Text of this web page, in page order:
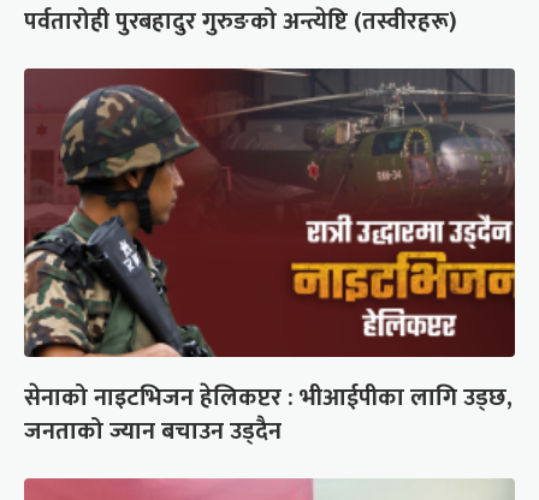
पर्वतारोही पुरबहादुर गुरुङको अन्त्येष्टि (तस्वीरहरू)
सेनाको नाइटभिजन हेलिकप्टर : भीआईपीका लागि उड्छ,
जनताको ज्यान बचाउन उड्दैन